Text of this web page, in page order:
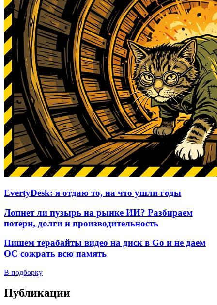
EvertyDesk: я отдаю то, на что ушли годы
Лопнет ли пузырь на рынке ИИ? Разбираем
потери, долги и производительность
Пишем терабайты видео на диск в Go и не даем
ОС сожрать всю память
В подборку
Публикации